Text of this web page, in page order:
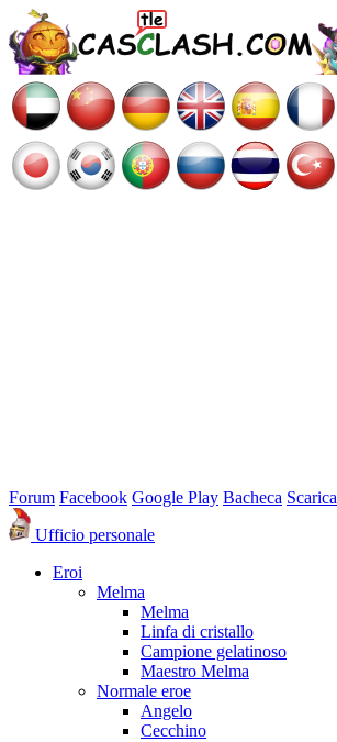
Forum Facebook Google Play Bacheca Scarica
Ufficio personale
Eroi
Melma
Melma
Linfa di cristallo
Campione gelatinoso
Maestro Melma
Normale eroe
Angelo
Cecchino